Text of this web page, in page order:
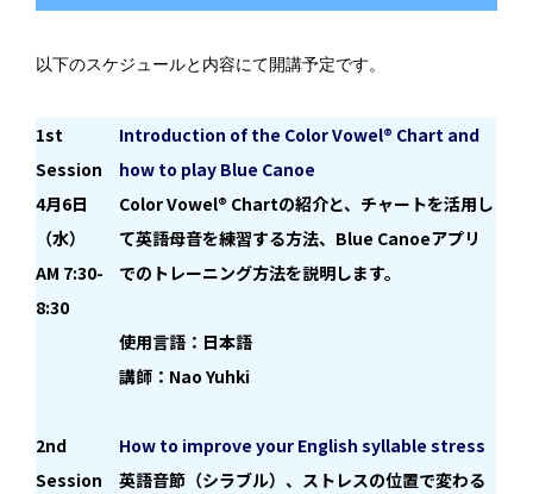
以下のスケジュールと内容にて開講予定です。
1st
Session
4月6日
（水）
AM 7:30-
8:30
Introduction of the Color Vowel® Chart and
how to play Blue Canoe
Color Vowel® Chartの紹介と、チャートを活用し
て英語母音を練習する方法、Blue Canoeアプリ
でのトレーニング方法を説明します。
使用言語：日本語
講師：Nao Yuhki
2nd
Session
How to improve your English syllable stress
英語音節（シラブル）、ストレスの位置で変わる